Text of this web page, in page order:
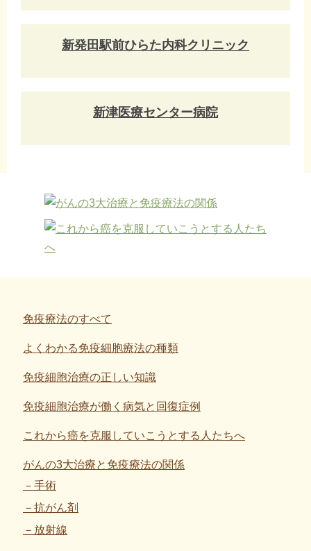
新発田駅前ひらた内科クリニック
新津医療センター病院
免疫療法のすべて
よくわかる免疫細胞療法の種類
免疫細胞治療の正しい知識
免疫細胞治療が働く病気と回復症例
これから癌を克服していこうとする人たちへ
がんの3大治療と免疫療法の関係
手術
抗がん剤
放射線